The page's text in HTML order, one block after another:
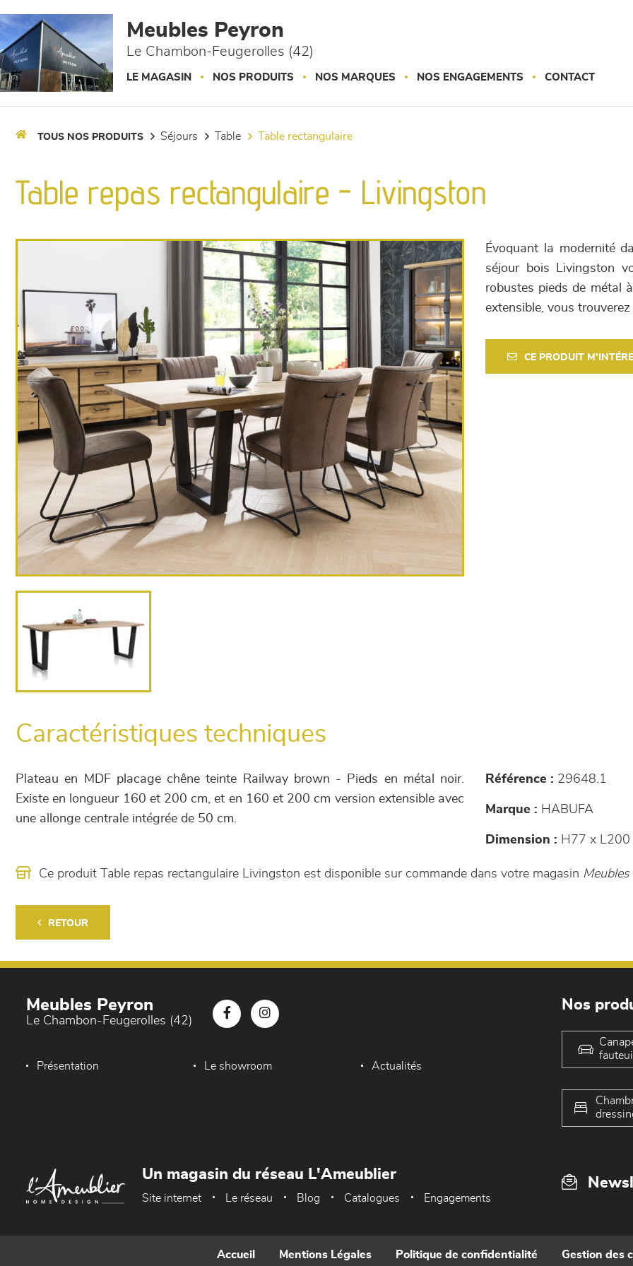
Meubles Peyron
Le Chambon-Feugerolles (42)
LE MAGASIN NOS PRODUITS NOS MARQUES NOS ENGAGEMENTS CONTACT
TOUS NOS PRODUITS séjours table table rectangulaire
Table repas rectangulaire - Livingston
Évoquant la modernité
séjour bois Livingston
robustes pieds de métal
extensible, vous
CE PRODUIT
Caractéristiques techniques
Plateau en MDF placage chêne teinte Railway brown - Pieds en métal noir.
Existe en longueur 160 et 200 cm, et en 160 et 200 cm version extensible avec
une allonge centrale intégrée de 50 cm.
Référence : 29648.1
Marque : HABUFA
Dimension : H77 x L200
Ce produit Table repas rectangulaire Livingston est disponible sur commande dans votre magasin Meubles
RETOUR
Meubles Peyron
Le Chambon-Feugerolles (42)
Présentation Le showroom Actualités
Nos
Un magasin du réseau L'Ameublier
Site internet Le réseau Blog Catalogues Engagements
Accueil Mentions Légales Politique de confidentialité Gestion des